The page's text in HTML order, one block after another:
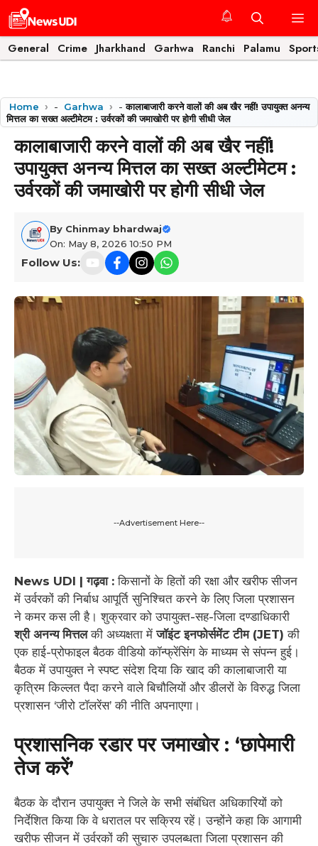
Skip
to
content
General Crime Jharkhand Garhwa Ranchi Palamu
Home - Garhwa -कालाबाजारी करने वालों की अब खैर नहीं! उपायुक्त अनन्य
मित्तल का सख्त अल्टीमेटम : उर्वरकों की जमाखोरी पर होगी सीधी जेल
कालाबाजारी करने वालों की अब खैर नहीं!
उपायुक्त अनन्य मित्तल का सख्त अल्टीमेटम :
उर्वरकों की जमाखोरी पर होगी सीधी जेल
By Chinmay bhardwaj
On: May 8, 2026 10:50 PM
Follow Us:
--Advertisement Here--
News UDI | गढ़वा : किसानों के हितों की रक्षा और खरीफ सीजन
में उर्वरकों की निर्बाध आपूर्ति सुनिश्चित करने के लिए जिला प्रशासन
ने कमर कस ली है। शुक्रवार को उपायुक्त-सह-जिला दण्डाधिकारी
श्री अनन्य मित्तलकी अध्यक्षता मेंजॉइंट इनफोर्समेंट टीम (JET) की
एक हाई-प्रोफाइल बैठक वीडियो कॉन्फ्रेंसिंग के माध्यम से संपन्न हुई।
बैठक में उपायुक्त ने स्पष्ट संदेश दिया कि खाद की कालाबाजारी या
कृत्रिम किल्लत पैदा करने वाले बिचौलियों और डीलरों के विरुद्ध जिला
प्रशासन ‘जीरो टॉलरेंस’ की नीति अपनाएगा।
प्रशासनिक रडार पर जमाखोर : ‘छापेमारी
तेज करें’
बैठक के दौरान उपायुक्त ने जिले के सभी संबंधित अधिकारियों को
निर्देशित किया कि वे धरातल पर सक्रिय रहें। उन्होंने कहा कि आगामी
खरीफ सीजन में उर्वरकों की सुचारु उपलब्धता जिला प्रशासन की